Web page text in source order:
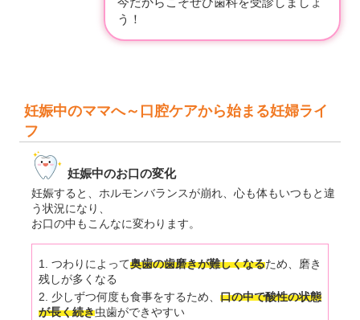
う！
妊娠中のママへ～口腔ケアから始まる妊婦ライ
フ
妊娠中のお口の変化
妊娠すると、ホルモンバランスが崩れ、心も体もいつもと違
う状況になり、
お口の中もこんなに変わります。
つわりによって奥歯の歯磨きが難しくなるため、磨き
残しが多くなる
少しずつ何度も食事をするため、 口の中で酸性の状態
が長く続き虫歯ができやすい